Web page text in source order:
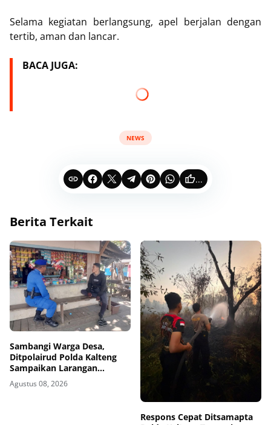
Selama kegiatan berlangsung, apel berjalan dengan
tertib, aman dan lancar.
BACA JUGA:
NEWS
...
Berita Terkait
Sambangi Warga Desa,
Ditpolairud Polda Kalteng
Sampaikan Larangan
Membakar Hutan dan Lahan
Agustus 08, 2026
Respons Cepat Ditsamapta